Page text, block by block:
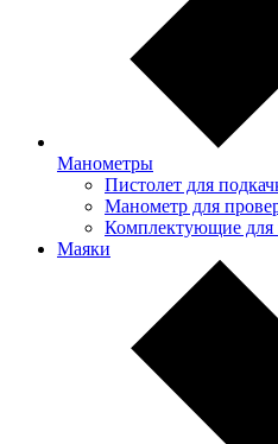
Манометры
Пистолет для
Манометр для
Комплектующие для
Маяки